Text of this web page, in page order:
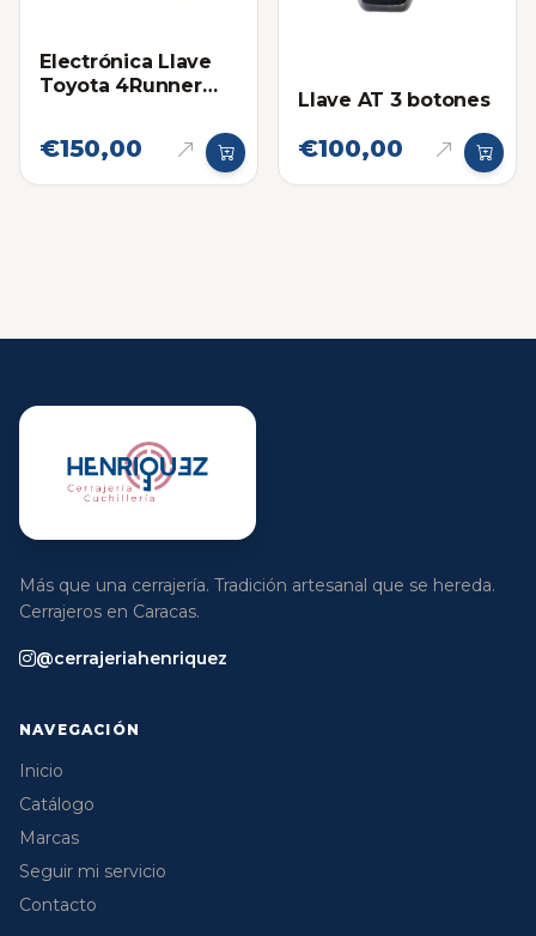
Electrónica Llave
Toyota 4Runner
€150,00
Llave AT 3 botones
€100,00
Más que una cerrajería. Tradición artesanal que se hereda.
Cerrajeros en Caracas.
@cerrajeriahenriquez
NAVEGACIÓN
Inicio
Catálogo
Marcas
Seguir mi servicio
Contacto